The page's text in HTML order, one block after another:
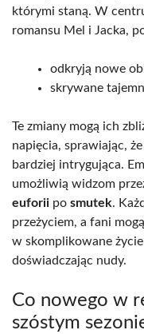
którymi staną. W
romansu Mel i Jacka,
odkryją nowe
skrywane
Te zmiany mogą ich
napięcia, sprawiając,
bardziej intrygująca.
umożliwią widzom
euforii po smutek.
przeżyciem, a fani
w skomplikowane
doświadczając nudy.
Co nowego w
szóstym